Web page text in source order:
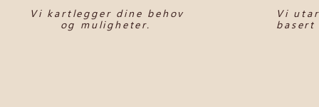
Vi kartlegger dine behov
og muligheter.
Vi